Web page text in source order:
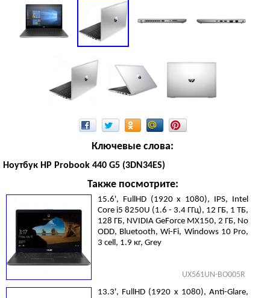
Ключевые слова:
Ноутбук HP Probook 440 G5 (3DN34ES)
Также посмотрите:
15.6', FullHD (1920 х 1080), IPS, Intel
Core i5 8250U (1.6 - 3.4 ГГц), 12 ГБ, 1 ТБ,
128 ГБ, NVIDIA GeForce MX150, 2 ГБ, No
ODD, Bluetooth, Wi-Fi, Windows 10 Pro,
3 cell, 1.9 кг, Grey
UX561UN-BO005R
13.3', FullHD (1920 х 1080), Anti-Glare,